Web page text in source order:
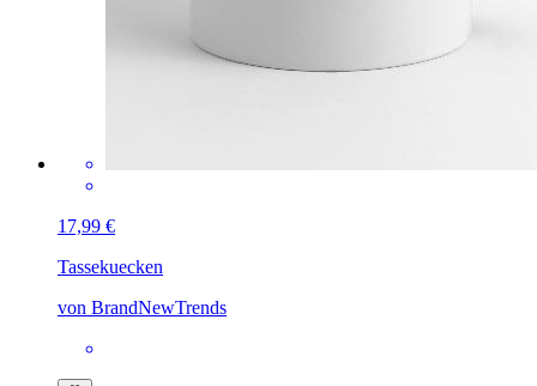
17,99 €
Tassekuecken
von BrandNewTrends